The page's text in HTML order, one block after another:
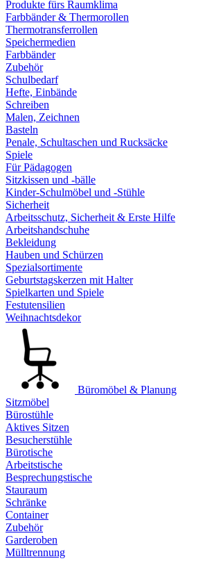
Produkte fürs Raumklima
Farbbänder & Thermorollen
Thermotransferrollen
Speichermedien
Farbbänder
Zubehör
Schulbedarf
Hefte, Einbände
Schreiben
Malen, Zeichnen
Basteln
Penale, Schultaschen und Rucksäcke
Spiele
Für Pädagogen
Sitzkissen und -bälle
Kinder-Schulmöbel und -Stühle
Sicherheit
Arbeitsschutz, Sicherheit & Erste Hilfe
Arbeitshandschuhe
Bekleidung
Hauben und Schürzen
Spezialsortimente
Geburtstagskerzen mit Halter
Spielkarten und Spiele
Festutensilien
Weihnachtsdekor
Büromöbel & Planung
Sitzmöbel
Bürostühle
Aktives Sitzen
Besucherstühle
Bürotische
Arbeitstische
Besprechungstische
Stauraum
Schränke
Container
Zubehör
Garderoben
Mülltrennung